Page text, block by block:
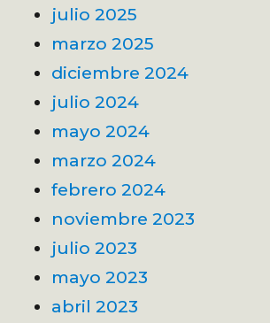
julio 2025
marzo 2025
diciembre 2024
julio 2024
mayo 2024
marzo 2024
febrero 2024
noviembre 2023
julio 2023
mayo 2023
abril 2023